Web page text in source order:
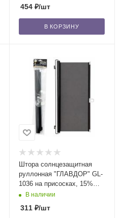
454₽/шт
В КОРЗИНУ
Штора солнцезащитная
руллонная "ГЛАВДОР" GL-
1036 на присосках, 15%
(58х130 см)/50
В наличии
311₽/шт